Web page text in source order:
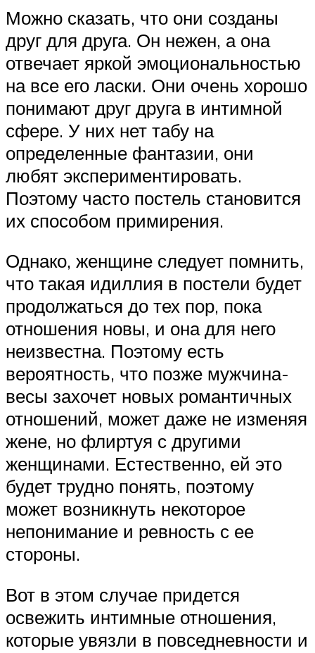
Можно сказать, что они созданы
друг для друга. Он нежен, а она
отвечает яркой эмоциональностью
на все его ласки. Они очень хорошо
понимают друг друга в интимной
сфере. У них нет табу на
определенные фантазии, они
любят экспериментировать.
Поэтому часто постель становится
их способом примирения.
Однако, женщине следует помнить,
что такая идиллия в постели будет
продолжаться до тех пор, пока
отношения новы, и она для него
неизвестна. Поэтому есть
вероятность, что позже мужчина-
весы захочет новых романтичных
отношений, может даже не изменяя
жене, но флиртуя с другими
женщинами. Естественно, ей это
будет трудно понять, поэтому
может возникнуть некоторое
непонимание и ревность с ее
стороны.
Вот в этом случае придется
освежить интимные отношения,
которые увязли в повседневности и